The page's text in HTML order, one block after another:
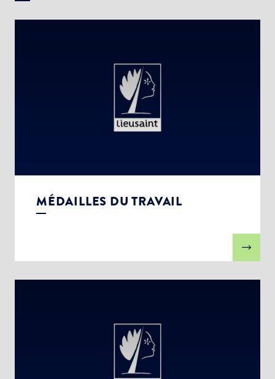
MÉDAILLES DU TRAVAIL